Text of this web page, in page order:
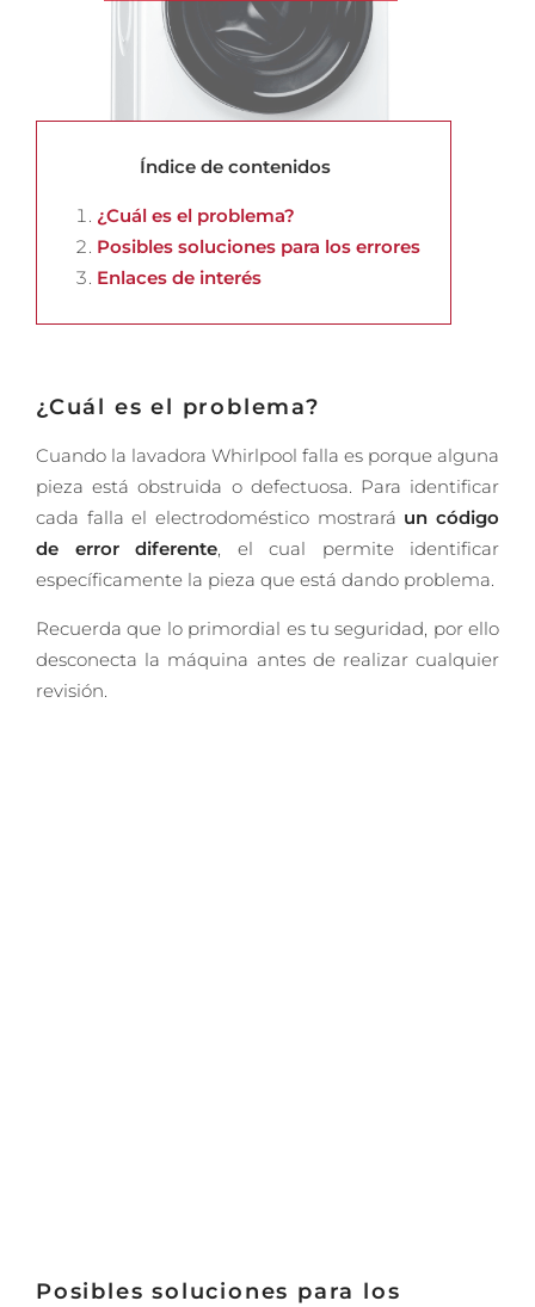
Índice de contenidos
¿Cuál es el problema?
Posibles soluciones para los errores
Enlaces de interés
¿Cuál es el problema?
Cuando la lavadora Whirlpool falla es porque alguna
pieza está obstruida o defectuosa. Para identificar
cada falla el electrodoméstico mostrará un código
de error diferente, el cual permite identificar
específicamente la pieza que está dando problema.
Recuerda que lo primordial es tu seguridad, por ello
desconecta la máquina antes de realizar cualquier
revisión.
Posibles soluciones para los